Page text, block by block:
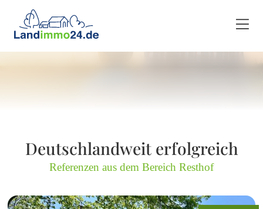
Deutschlandweit erfolgreich
Referenzen aus dem Bereich Resthof